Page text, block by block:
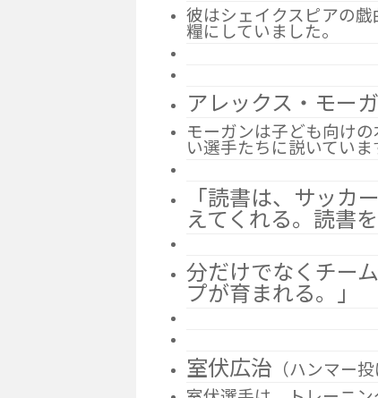
彼はシェイクスピアの
糧にしていました。
アレックス・モー
モーガンは子ども向け
い選手たちに説いていま
「読書は、サッカ
えてくれる。読書
分だけでなくチー
プが育まれる。」
室伏広治 （ハンマー